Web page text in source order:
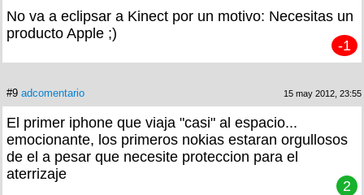
No va a eclipsar a Kinect por un motivo: Necesitas un
producto Apple ;)
-1
#9 adcomentario 15 may 2012, 23:55
El primer iphone que viaja "casi" al espacio...
emocionante, los primeros nokias estaran orgullosos
de el a pesar que necesite proteccion para el
aterrizaje
2